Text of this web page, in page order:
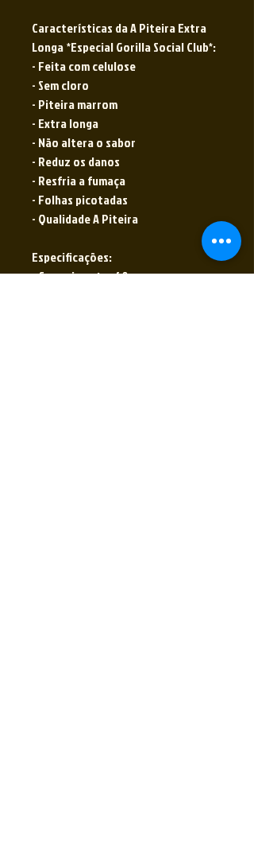
Características da A Piteira Extra
Longa *Especial Gorilla Social Club*:
- Feita com celulose
- Sem cloro
- Piteira marrom
- Extra longa
- Não altera o sabor
- Reduz os danos
- Resfria a fumaça
- Folhas picotadas
- Qualidade A Piteira
Especificações:
- Comprimento: 60mm